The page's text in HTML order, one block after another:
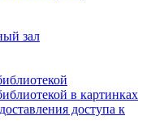
зал
в картинках
доступа к